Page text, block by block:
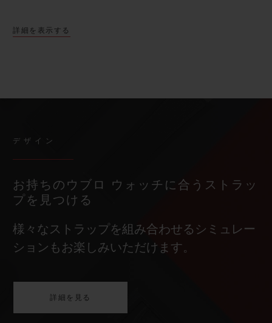
詳細を表示する
デザイン
お持ちのウブロ ウォッチに合うストラッ
プを見つける
様々なストラップを組み合わせるシミュレー
ションもお楽しみいただけます。
詳細を見る